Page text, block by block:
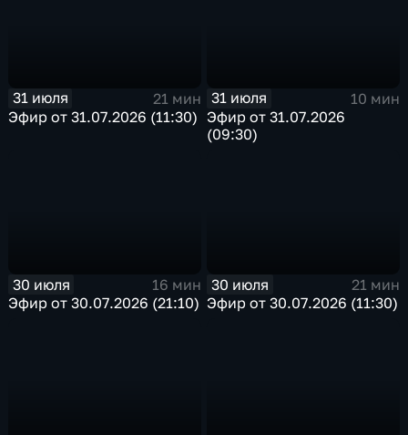
31 июля
21 мин
Эфир от 31.07.2026 (11:30)
31 июля
10 мин
Эфир от 31.07.2026
(09:30)
30 июля
16 мин
Эфир от 30.07.2026 (21:10)
30 июля
21 мин
Эфир от 30.07.2026 (11:30)